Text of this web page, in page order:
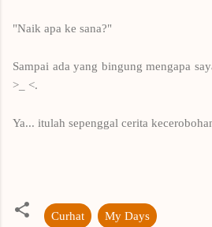
"Naik apa ke sana?"
Sampai ada yang bingung mengapa
>_ <.
Ya... itulah sepenggal cerita
Curhat My Days